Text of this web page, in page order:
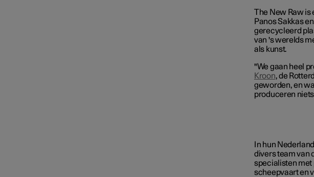
The New Raw
Panos Sakkas
gerecycleerd
van 's werelds
als kunst.
"We gaan heel
Kroon, de
geworden, en
produceren
In hun
divers team van
specialisten met
scheepvaart en